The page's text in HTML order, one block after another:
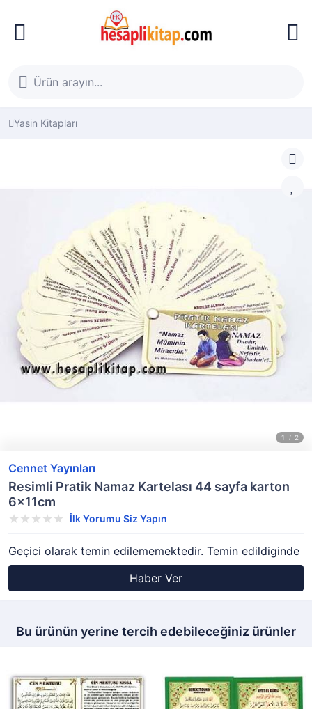
Yasin Kitapları
Cennet Yayınları
Resimli Pratik Namaz Kartelası 44 sayfa karton
6x11cm
İlk Yorumu Siz Yapın
Geçici olarak temin edilememektedir. Temin edildiginde
Haber Ver
Bu ürünün yerine tercih edebileceğiniz ürünler